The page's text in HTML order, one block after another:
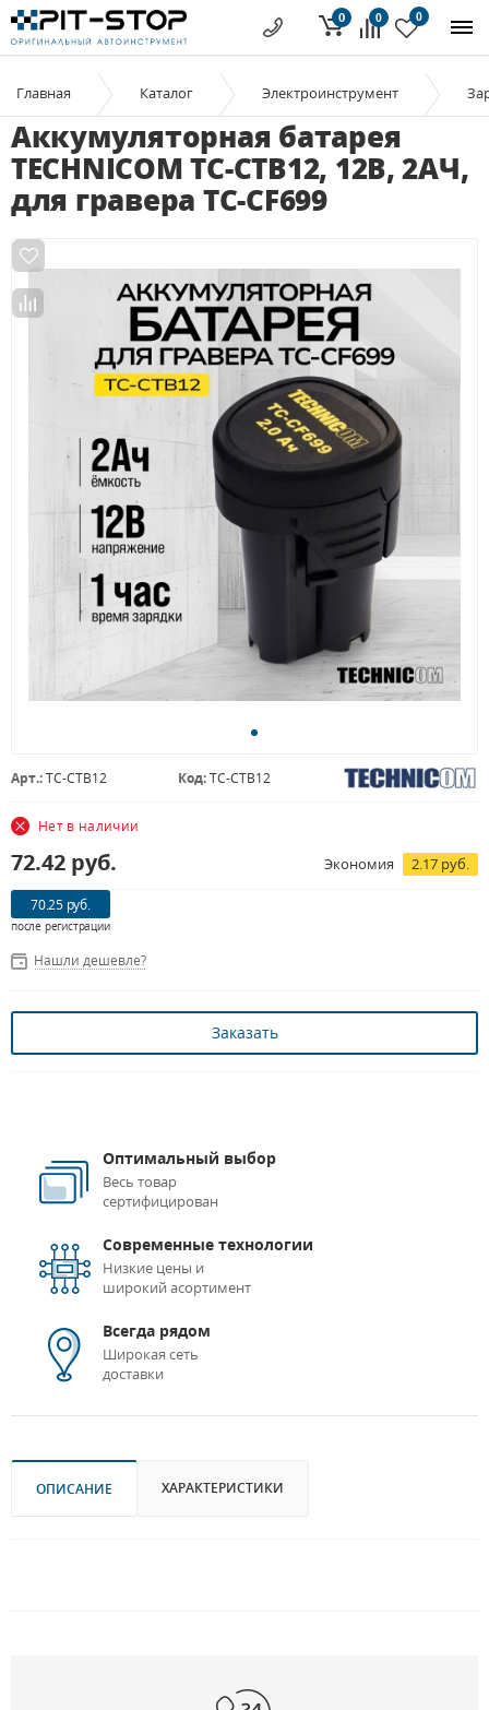
0 0
0
Главная Каталог Электроинструмент
Аккумуляторная батарея
TECHNICOM TC-CTB12, 12В, 2АЧ,
для гравера TC-CF699
Арт.:TC-CTB12 Код:TC-CTB12
Нет в наличии
72.42 руб. Экономия 2.17 руб.
70.25 руб.
после регистрации
Нашли дешевле?
Заказать
Оптимальный выбор
Весь товар
сертифицирован
Современные технологии
Низкие цены и
широкий асортимент
Всегда рядом
Широкая сеть
доставки
ОПИСАНИЕ ХАРАКТЕРИСТИКИ